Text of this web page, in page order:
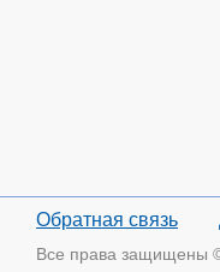
Обратная связь
Все права защищены